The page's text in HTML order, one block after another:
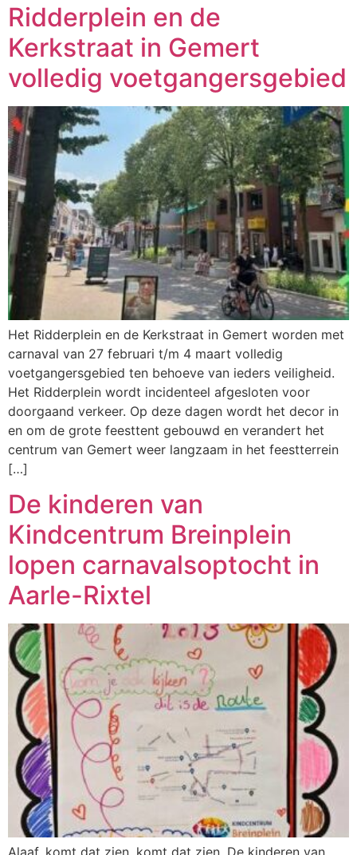
Ridderplein en de
Kerkstraat in Gemert
volledig voetgangersgebied
Het Ridderplein en de Kerkstraat in Gemert worden met
carnaval van 27 februari t/m 4 maart volledig
voetgangersgebied ten behoeve van ieders veiligheid.
Het Ridderplein wordt incidenteel afgesloten voor
doorgaand verkeer. Op deze dagen wordt het decor in
en om de grote feesttent gebouwd en verandert het
centrum van Gemert weer langzaam in het feestterrein
[…]
De kinderen van
Kindcentrum Breinplein
lopen carnavalsoptocht in
Aarle-Rixtel